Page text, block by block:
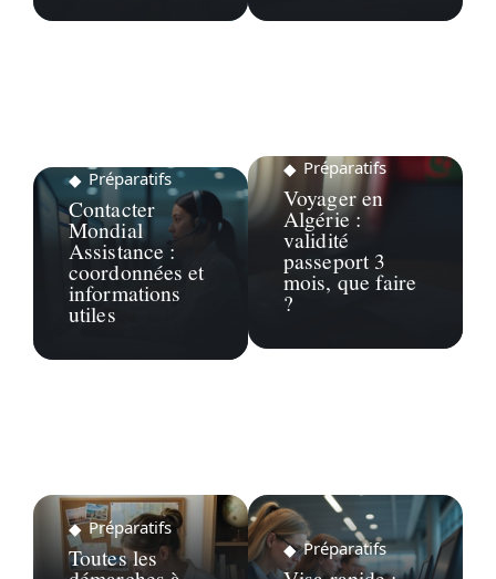
Préparatifs
Contacter
Mondial
Assistance :
coordonnées et
informations
utiles
Préparatifs
Toutes les
Préparatifs
Voyager en
Algérie :
validité
passeport 3
mois, que faire
?
Préparatifs